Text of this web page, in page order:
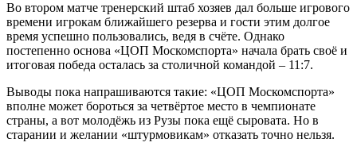
Во втором матче тренерский штаб хозяев дал больше игрового
времени игрокам ближайшего резерва и гости этим долгое
время успешно пользовались, ведя в счёте. Однако
постепенно основа «ЦОП Москомспорта» начала брать своё и
итоговая победа осталась за столичной командой – 11:7.
Выводы пока напрашиваются такие: «ЦОП Москомспорта»
вполне может бороться за четвёртое место в чемпионате
страны, а вот молодёжь из Рузы пока ещё сыровата. Но в
старании и желании «штурмовикам» отказать точно нельзя.